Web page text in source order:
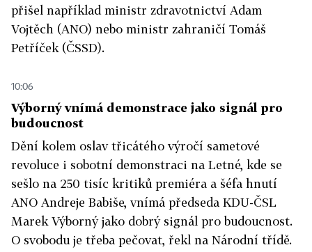
přišel například ministr zdravotnictví Adam
Vojtěch (ANO) nebo ministr zahraničí Tomáš
Petříček (ČSSD).
10:06
Výborný vnímá demonstrace jako signál pro
budoucnost
Dění kolem oslav třicátého výročí sametové
revoluce i sobotní demonstraci na Letné, kde se
sešlo na 250 tisíc kritiků premiéra a šéfa hnutí
ANO Andreje Babiše, vnímá předseda KDU-ČSL
Marek Výborný jako dobrý signál pro budoucnost.
O svobodu je třeba pečovat, řekl na Národní třídě.